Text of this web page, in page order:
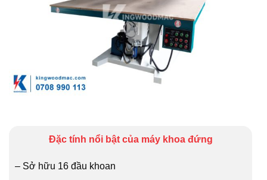
Đặc tính nổi bật của máy khoa đứng
– Sở hữu 16 đầu khoan